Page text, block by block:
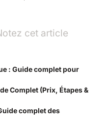
cet article
: Guide complet pour
Complet (Prix, Étapes &
complet des